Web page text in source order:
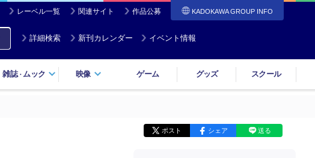
レーベル一覧 関連サイト 作品公募 KADOKAWA GROUP INFO
詳細検索 新刊カレンダー イベント情報
雑誌・ ムック 映像 ゲーム グッズ スクール
ポスト シェア 送る